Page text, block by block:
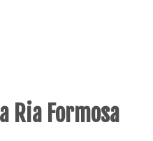
Ria Formosa